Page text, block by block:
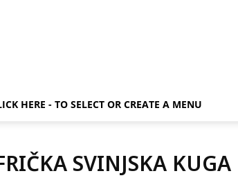
HERE - TO SELECT OR CREATE A MENU
SVINJSKA KUGA